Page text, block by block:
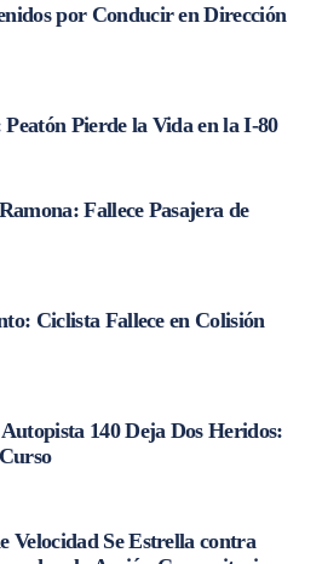
por Conducir en Dirección
Pierde la Vida en la I-80
Fallece Pasajera de
Ciclista Fallece en Colisión
140 Deja Dos Heridos:
Velocidad Se Estrella contra